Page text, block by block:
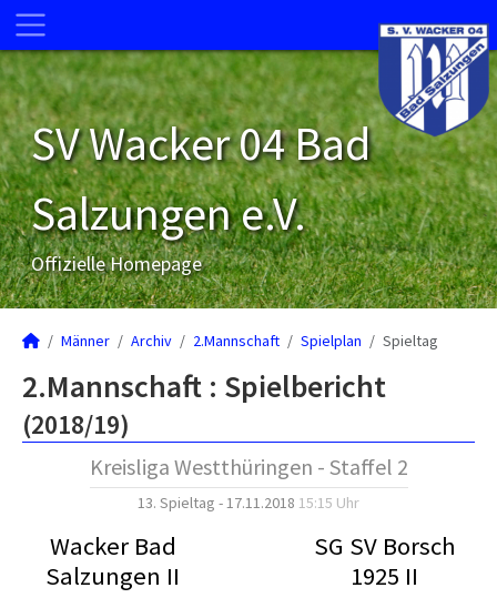
SV Wacker 04 Bad
Salzungen e.V.
Offizielle Homepage
Männer Archiv 2.Mannschaft Spielplan Spieltag
2.Mannschaft : Spielbericht
(2018/19)
Kreisliga Westthüringen - Staffel 2
13. Spieltag - 17.11.2018 15:15 Uhr
Wacker Bad
Salzungen II
SG SV Borsch
1925 II